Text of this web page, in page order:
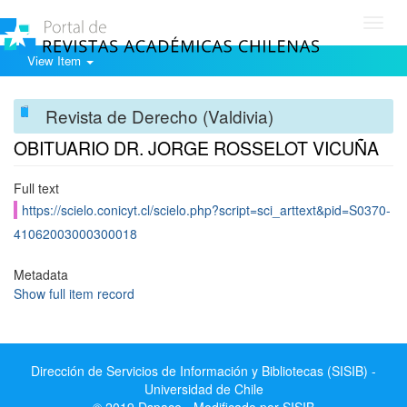
View Item
Revista de Derecho (Valdivia)
OBITUARIO DR. JORGE ROSSELOT VICUÑA
Full text
https://scielo.conicyt.cl/scielo.php?script=sci_arttext&pid=S0370-
41062003000300018
Metadata
Show full item record
Dirección de Servicios de Información y Bibliotecas (SISIB) -
Universidad de Chile